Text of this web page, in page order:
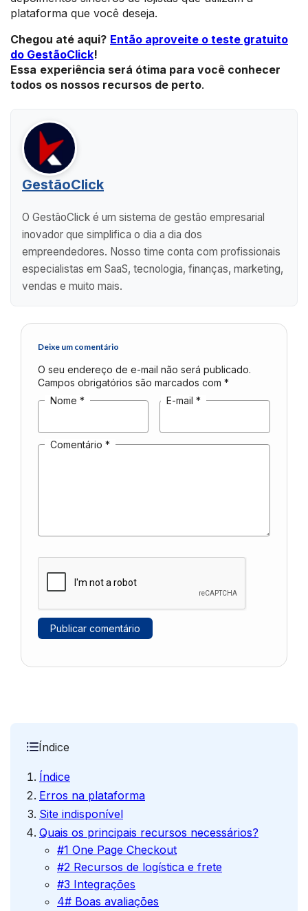
plataforma que você deseja.
Chegou até aqui? Então aproveite o teste gratuito
do GestãoClick!
Essa experiência será ótima para você conhecer
todos os nossos recursos de perto.
GestãoClick
O GestãoClick é um sistema de gestão empresarial
inovador que simplifica o dia a dia dos
empreendedores. Nosso time conta com profissionais
especialistas em SaaS, tecnologia, finanças, marketing,
vendas e muito mais.
Deixe um comentário
O seu endereço de e-mail não será publicado.
Campos obrigatórios são marcados com *
Nome * E-mail *
Comentário *
Índice
Índice
Erros na plataforma
Site indisponível
Quais os principais recursos necessários?
#1 One Page Checkout
#2 Recursos de logística e frete
#3 Integrações
4# Boas avaliações